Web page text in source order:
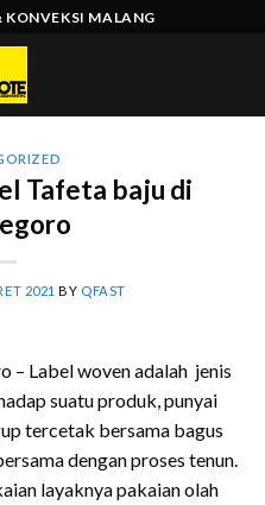
KONVEKSI MALANG
Tafeta baju di
2021 BY QFAST
– Label woven adalah jenis
suatu produk, punyai
tercetak bersama bagus
dengan proses tenun.
layaknya pakaian olah